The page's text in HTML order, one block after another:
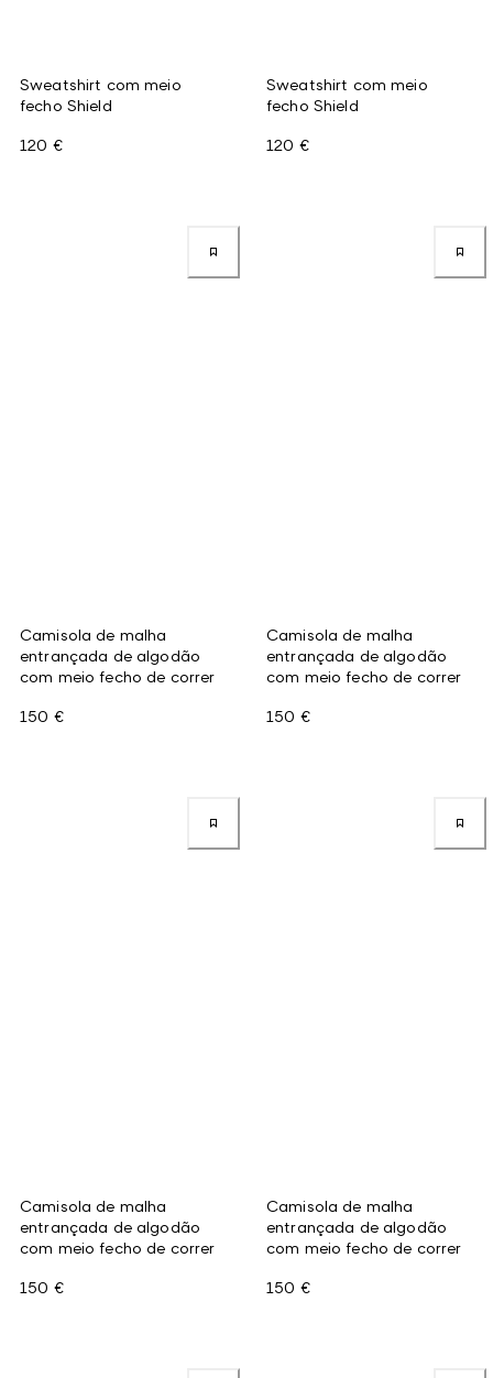
Sweatshirt com meio
fecho Shield
120 €
Sweatshirt com meio
fecho Shield
120 €
Camisola de malha
entrançada de algodão
com meio fecho de correr
150 €
Camisola de malha
entrançada de algodão
com meio fecho de correr
150 €
Camisola de malha
entrançada de algodão
com meio fecho de correr
150 €
Camisola de malha
entrançada de algodão
com meio fecho de correr
150 €